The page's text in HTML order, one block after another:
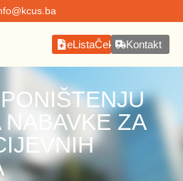
eListaČekanjaKontakt
ZA